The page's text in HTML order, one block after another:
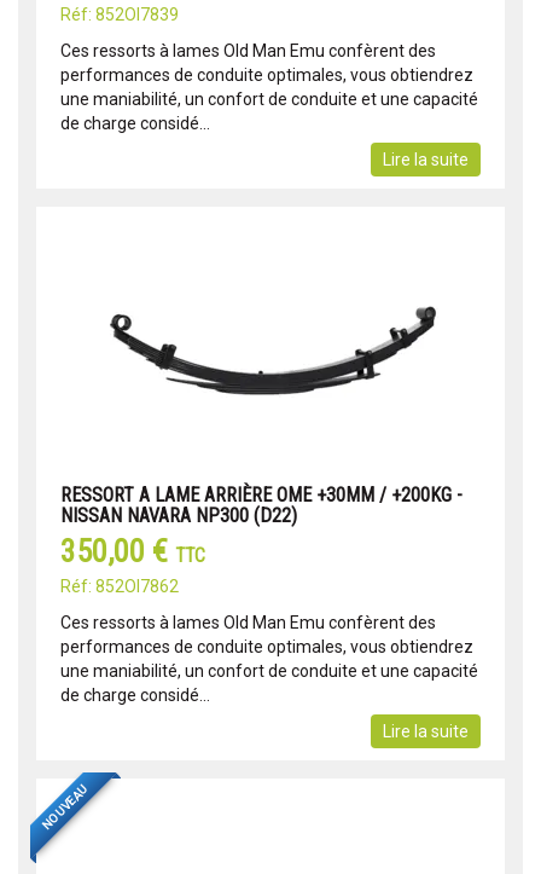
Réf: 852OI7839
Ces ressorts à lames Old Man Emu confèrent des
performances de conduite optimales, vous obtiendrez
une maniabilité, un confort de conduite et une capacité
de charge considé...
Lire la suite
RESSORT A LAME ARRIÈRE OME +30MM / +200KG -
NISSAN NAVARA NP300 (D22)
350,00 € TTC
Réf: 852OI7862
Ces ressorts à lames Old Man Emu confèrent des
performances de conduite optimales, vous obtiendrez
une maniabilité, un confort de conduite et une capacité
de charge considé...
Lire la suite
NOUVEAU